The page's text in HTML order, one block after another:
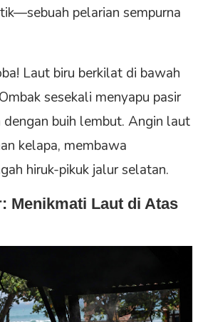
pelarian sempurna
Laut biru berkilat di bawah
sesekali menyapu pasir
dengan buih lembut. Angin laut
kelapa, membawa
hiruk-pikuk jalur selatan.
Menikmati Laut di Atas